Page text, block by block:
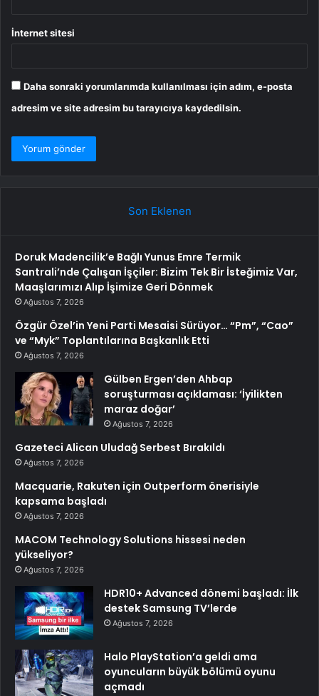
İnternet sitesi
Daha sonraki yorumlarımda kullanılması için adım, e-posta
adresim ve site adresim bu tarayıcıya kaydedilsin.
Son Eklenen
Doruk Madencilik’e Bağlı Yunus Emre Termik
Santrali’nde Çalışan İşçiler: Bizim Tek Bir İsteğimiz Var,
Maaşlarımızı Alıp İşimize Geri Dönmek
Ağustos 7, 2026
Özgür Özel’in Yeni Parti Mesaisi Sürüyor… “Pm”, “Cao”
ve “Myk” Toplantılarına Başkanlık Etti
Ağustos 7, 2026
Gülben Ergen’den Ahbap
soruşturması açıklaması: ‘İyilikten
maraz doğar’
Ağustos 7, 2026
Gazeteci Alican Uludağ Serbest Bırakıldı
Ağustos 7, 2026
Macquarie, Rakuten için Outperform önerisiyle
kapsama başladı
Ağustos 7, 2026
MACOM Technology Solutions hissesi neden
yükseliyor?
Ağustos 7, 2026
HDR10+ Advanced dönemi başladı: İlk
destek Samsung TV’lerde
Ağustos 7, 2026
Halo PlayStation’a geldi ama
oyuncuların büyük bölümü oyunu
açmadı